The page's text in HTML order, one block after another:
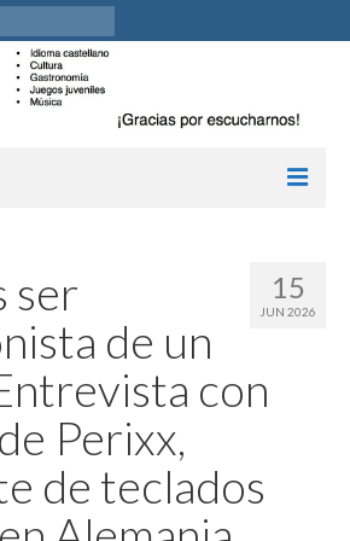
15
JUN 2026
ser
de un
con
Perixx,
de teclados